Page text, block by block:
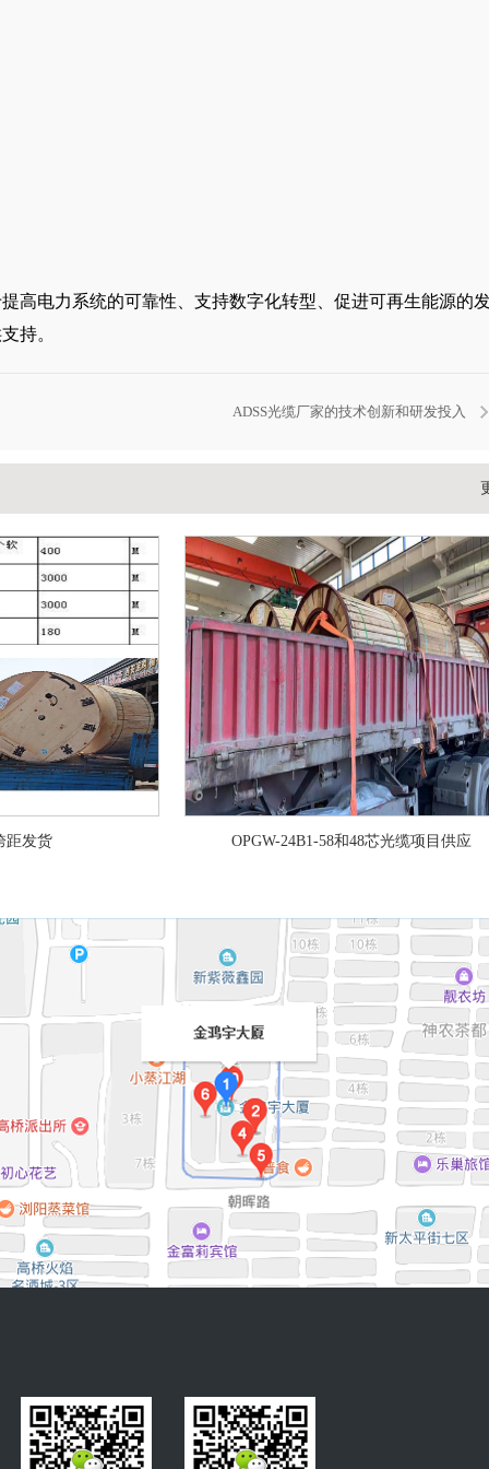
高电力系统的可靠性、支持数字化转型、促进可再生能源的
持。
ADSS光缆厂家的技术创新和研发投入
距发货 OPGW-24B1-58和48芯光缆项目供应